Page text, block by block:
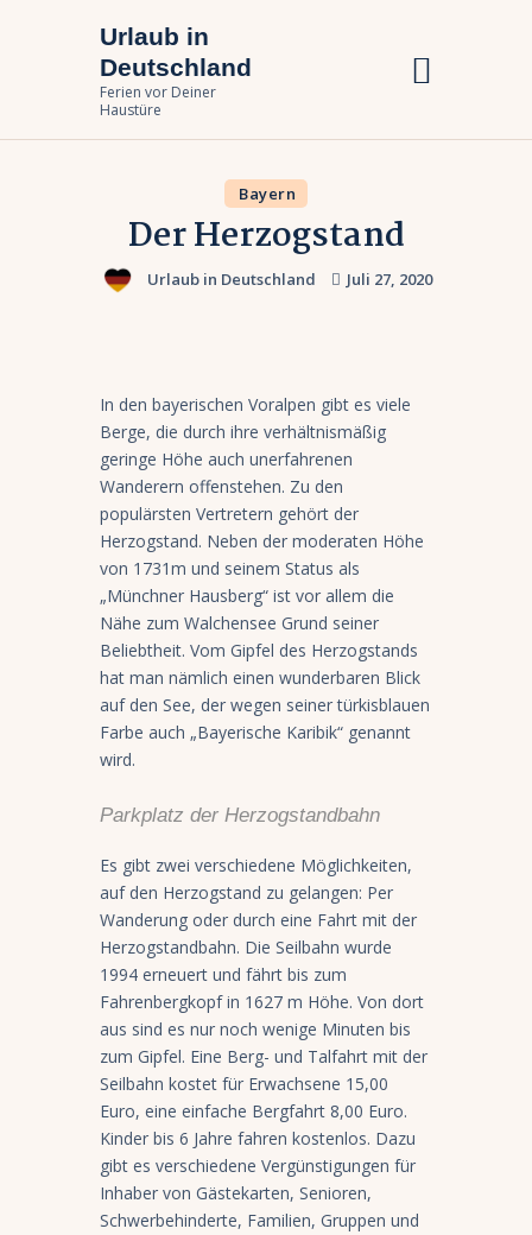
Urlaub in
Deutschland
Ferien vor Deiner
Haustüre
Urlaub in Deutschland
Ferien vor Deiner Haustüre
Bundesländer
Urlaubsarten
Bayern
Der Herzogstand
Urlaub in Deutschland Juli 27, 2020
In den bayerischen Voralpen gibt es viele
Berge, die durch ihre verhältnismäßig
geringe Höhe auch unerfahrenen
Wanderern offenstehen. Zu den
populärsten Vertretern gehört der
Herzogstand. Neben der moderaten Höhe
von 1731m und seinem Status als
„Münchner Hausberg“ ist vor allem die
Nähe zum Walchensee Grund seiner
Beliebtheit. Vom Gipfel des Herzogstands
hat man nämlich einen wunderbaren Blick
auf den See, der wegen seiner türkisblauen
Farbe auch „Bayerische Karibik“ genannt
wird.
Parkplatz der Herzogstandbahn
Es gibt zwei verschiedene Möglichkeiten,
auf den Herzogstand zu gelangen: Per
Wanderung oder durch eine Fahrt mit der
Herzogstandbahn. Die Seilbahn wurde
1994 erneuert und fährt bis zum
Fahrenbergkopf in 1627 m Höhe. Von dort
aus sind es nur noch wenige Minuten bis
zum Gipfel. Eine Berg- und Talfahrt mit der
Seilbahn kostet für Erwachsene 15,00
Euro, eine einfache Bergfahrt 8,00 Euro.
Kinder bis 6 Jahre fahren kostenlos. Dazu
gibt es verschiedene Vergünstigungen für
Inhaber von Gästekarten, Senioren,
Schwerbehinderte, Familien, Gruppen und